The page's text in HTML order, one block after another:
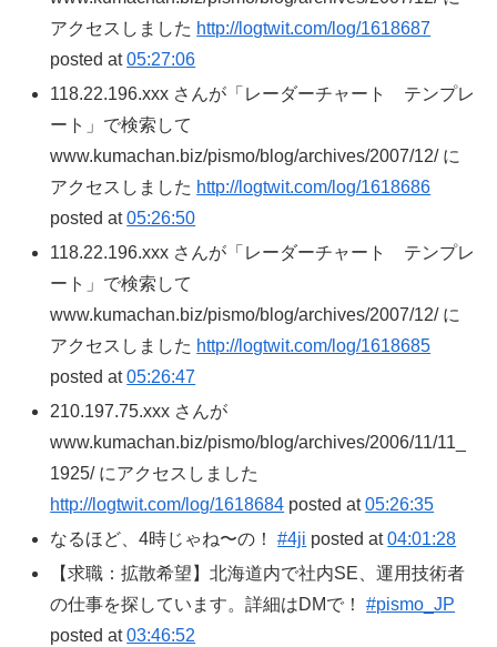
アクセスしました http://logtwit.com/log/1618687
posted at05:27:06
118.22.196.xxx さんが「レーダーチャート テンプレ
ート」で検索して
www.kumachan.biz/pismo/blog/archives/2007/12/ に
アクセスしました http://logtwit.com/log/1618686
posted at05:26:50
118.22.196.xxx さんが「レーダーチャート テンプレ
ート」で検索して
www.kumachan.biz/pismo/blog/archives/2007/12/ に
アクセスしました http://logtwit.com/log/1618685
posted at05:26:47
210.197.75.xxx さんが
www.kumachan.biz/pismo/blog/archives/2006/11/11_
1925/ にアクセスしました
http://logtwit.com/log/1618684 posted at05:26:35
なるほど、4時じゃね〜の！#4ji posted at04:01:28
【求職：拡散希望】北海道内で社内SE、運用技術者
の仕事を探しています。詳細はDMで！#pismo_JP
posted at03:46:52